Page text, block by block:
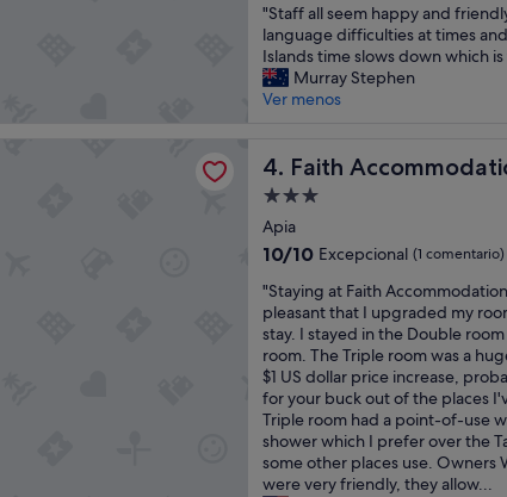
y
o
u
M
i
M
a
i
n
a
!
!
!
B
e
a
u
t
i
10,
Impresionante,
(295 comentarios)
"
S
t
a
f
s
e
e
h
a
p
p
y
a
n
d
f
r
"Staff all seem happy and
language difficulties at times
Islands time slows down which
Murray Stephen
Ver menos
4. Faith
Faith Accommodation
Alojamiento
de
3.0 estrellas
Apia
10.0
10,
Excepcional,
(1 comentario)
10/10 Excepcional (1 comentario)
"
S
t
a
y
i
n
g
a
t
"Staying at Faith
pleasant that I upgraded my
stay. I stayed in the Double
room. The Triple room was a
$1 US dollar price increase,
for your buck out of the places
Triple room had a point-of-use
shower which I prefer over the
some other places use. Owners
were very friendly, they allow...